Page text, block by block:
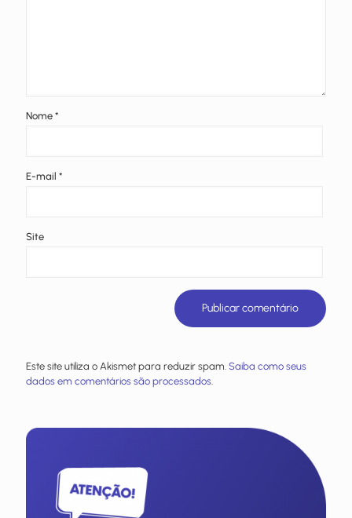
Nome *
E-mail *
Site
Este site utiliza o Akismet para reduzir spam. Saiba como seus
dados em comentários são processados.